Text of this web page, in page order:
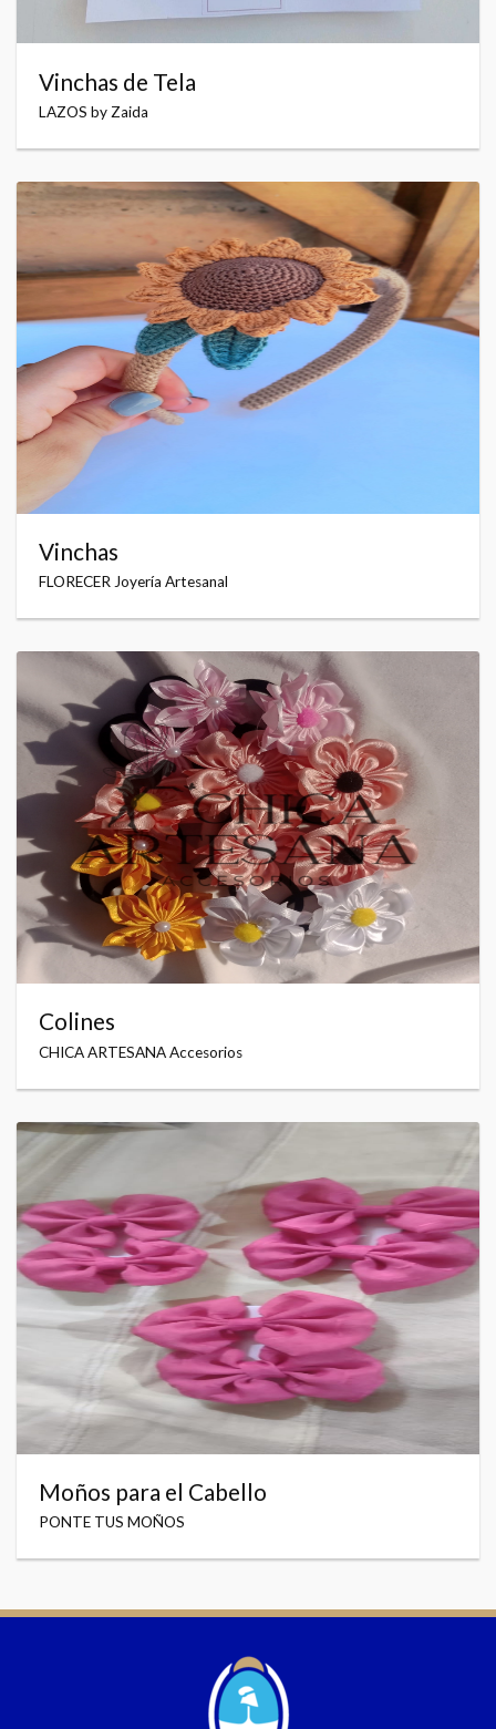
Vinchas de Tela
LAZOS by Zaida
Vinchas
FLORECER Joyería Artesanal
Colines
CHICA ARTESANA Accesorios
Moños para el Cabello
PONTE TUS MOÑOS